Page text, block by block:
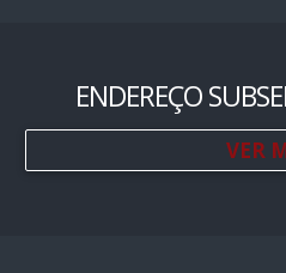
ENDEREÇO
VER